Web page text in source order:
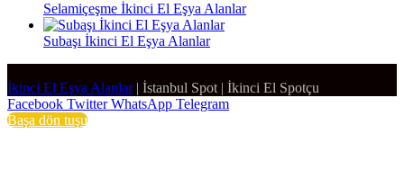
Selamiçeşme İkinci El Eşya Alanlar
Subaşı İkinci El Eşya Alanlar
İkinci El Eşya Alanlar İstanbul Spot İkinci El Spotçu
Facebook Twitter WhatsApp Telegram
Başa dön tuşu